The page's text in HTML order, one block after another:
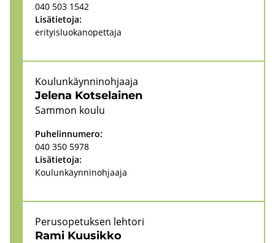
040 503 1542
Li­sä­tie­to­ja:
eri­tyis­luo­kan­opet­ta­ja
Je­le­na Kot­se­lai­nen
Kou­lun­käyn­ni­noh­jaa­ja
Sam­mon koulu
Pu­he­lin­nu­me­ro:
040 350 5978
Li­sä­tie­to­ja:
Kou­lun­käyn­ni­noh­jaa­ja
Rami Kuusik­ko
Pe­rus­o­pe­tuk­sen leh­to­ri